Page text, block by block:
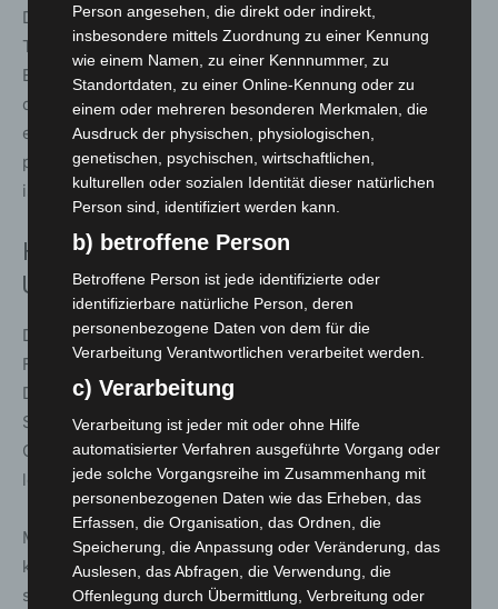
Das Museum will dabei weit über reine
Technikpräsentationen hinausgehen. Es soll ein „Ort des
Ehrenamtes“ werden, an dem Verantwortung, Vertrauen,
demokratische Teilhabe und Engagement sichtbar und
erfahrbar werden. Gerade angesichts aktueller
politischer Spannungen und wachsender Unsicherheiten
ist diese Vermittlung von Werten aktueller denn je.
Hohe Bundesförderung und Beginn der
Umbauten
Das Projekt wird mit acht Millionen Euro aus dem
Förderprogramm KulturInvest des Bundes unterstützt.
Die umfangreichen Sanierungs- und Umbauarbeiten am
Standort sollen im kommenden Jahr beginnen und die
Grundlage für eine zeitgemäße Museumsgestaltung
legen.
Museumsleiter Bernd Müller-Strauß betont, dass der
kooperative Geist des Ehrenamtes nun auch im Museum
sichtbar werde. Auch politische Unterstützer wie Michael
Person angesehen, die direkt oder indirekt,
insbesondere mittels Zuordnung zu einer Kennung
wie einem Namen, zu einer Kennnummer, zu
Standortdaten, zu einer Online-Kennung oder zu
einem oder mehreren besonderen Merkmalen, die
Ausdruck der physischen, physiologischen,
genetischen, psychischen, wirtschaftlichen,
kulturellen oder sozialen Identität dieser natürlichen
Person sind, identifiziert werden kann.
b) betroffene Person
Betroffene Person ist jede identifizierte oder
identifizierbare natürliche Person, deren
personenbezogene Daten von dem für die
Verarbeitung Verantwortlichen verarbeitet werden.
c) Verarbeitung
Verarbeitung ist jeder mit oder ohne Hilfe
automatisierter Verfahren ausgeführte Vorgang oder
jede solche Vorgangsreihe im Zusammenhang mit
personenbezogenen Daten wie das Erheben, das
Erfassen, die Organisation, das Ordnen, die
Speicherung, die Anpassung oder Veränderung, das
Auslesen, das Abfragen, die Verwendung, die
Offenlegung durch Übermittlung, Verbreitung oder